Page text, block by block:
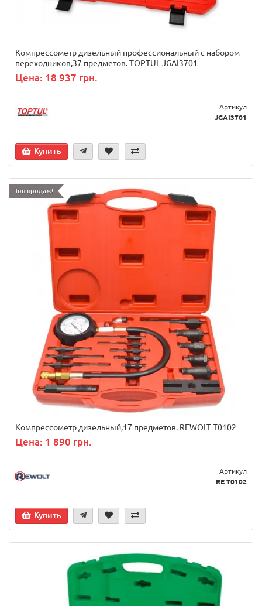
Компрессометр дизельный профессиональный с набором
переходников,37 предметов. TOPTUL JGAI3701
Цена: 18 937 грн.
Артикул
JGAI3701
Купить
Топ продаж!
Компрессометр дизельный,17 предметов. REWOLT T0102
Цена: 1 890 грн.
Артикул
RE T0102
Купить